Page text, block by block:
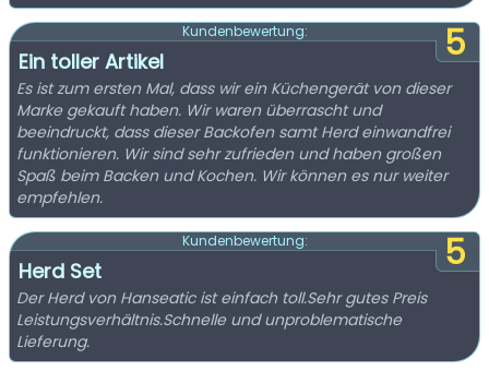
5
Kundenbewertung:
Ein toller Artikel
Es ist zum ersten Mal, dass wir ein Küchengerät von dieser
Marke gekauft haben. Wir waren überrascht und
beeindruckt, dass dieser Backofen samt Herd einwandfrei
funktionieren. Wir sind sehr zufrieden und haben großen
Spaß beim Backen und Kochen. Wir können es nur weiter
empfehlen.
5
Kundenbewertung:
Herd Set
Der Herd von Hanseatic ist einfach toll.Sehr gutes Preis
Leistungsverhältnis.Schnelle und unproblematische
Lieferung.